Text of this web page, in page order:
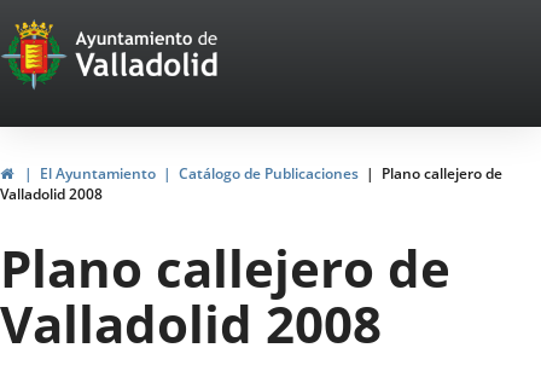
Portal
Web
del
Ayuntamiento
de
Valladolid
InicioEl Ayuntamiento Catálogo de Publicaciones
Plano callejero de
Valladolid 2008
Plano callejero de
Valladolid 2008